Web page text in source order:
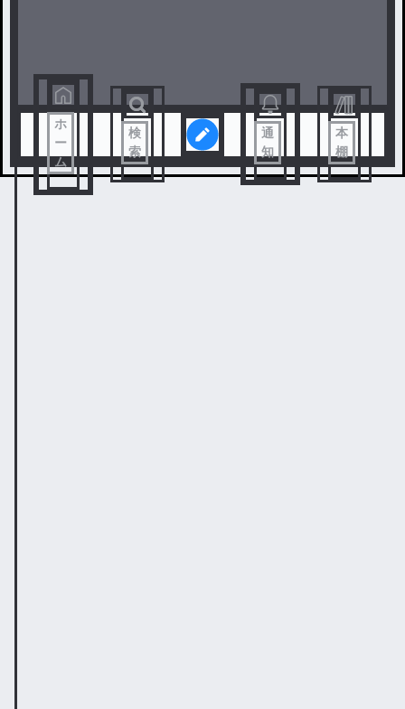
ホ
ー
ム
検
索
通
知
本
棚